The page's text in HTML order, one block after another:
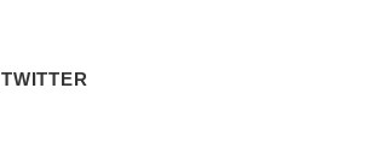
TWITTER